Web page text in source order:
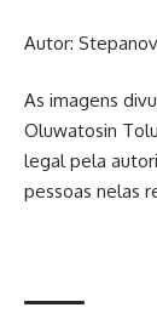
Autor:
As imagens
Oluwatosin
legal pela
pessoas nelas